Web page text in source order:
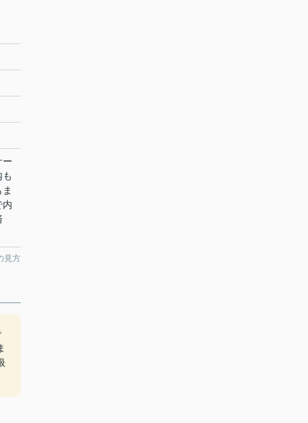
ー
内
見方